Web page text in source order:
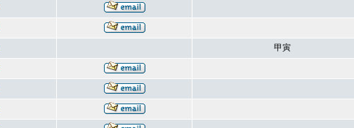
甲寅